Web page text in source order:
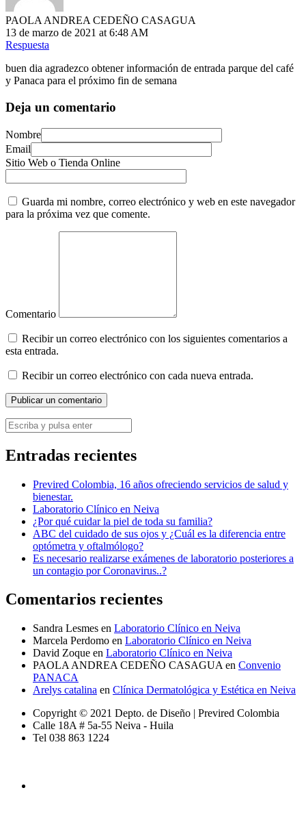
PAOLA ANDREA CEDEÑO CASAGUA
13 de marzo de 2021 at 6:48 AM
Respuesta
buen dia agradezco obtener información de entrada parque del café
y Panaca para el próximo fin de semana
Deja un comentario
Nombre
Email
Sitio Web o Tienda Online
Guarda mi nombre, correo electrónico y web en este navegador
para la próxima vez que comente.
Comentario
Recibir un correo electrónico con los siguientes comentarios a
esta entrada.
Recibir un correo electrónico con cada nueva entrada.
Entradas recientes
Previred Colombia, 16 años ofreciendo servicios de salud y
bienestar.
Laboratorio Clínico en Neiva
¿Por qué cuidar la piel de toda su familia?
ABC del cuidado de sus ojos y ¿Cuál es la diferencia entre
optómetra y oftalmólogo?
Es necesario realizarse exámenes de laboratorio posteriores a
un contagio por Coronavirus..?
Comentarios recientes
Sandra Lesmes en Laboratorio Clínico en Neiva
Marcela Perdomo en Laboratorio Clínico en Neiva
David Zoque en Laboratorio Clínico en Neiva
PAOLA ANDREA CEDEÑO CASAGUA en Convenio
PANACA
Arelys catalina en Clínica Dermatológica y Estética en Neiva
Copyright © 2021 Depto. de Diseño | Previred Colombia
Calle 18A # 5a-55 Neiva - Huila
Tel 038 863 1224